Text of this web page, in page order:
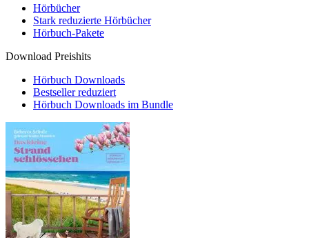
Hörbücher
Stark reduzierte Hörbücher
Hörbuch-Pakete
Download Preishits
Hörbuch Downloads
Bestseller reduziert
Hörbuch Downloads im Bundle